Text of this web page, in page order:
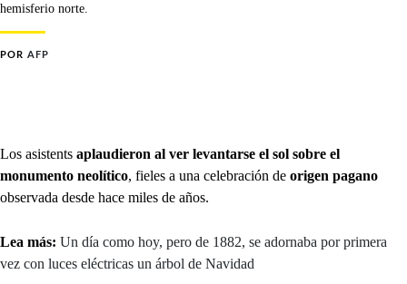
hemisferio norte.
POR AFP
Los asistents aplaudieron al ver levantarse el sol sobre el
monumento neolítico, fieles a una celebración de origen pagano
observada desde hace miles de años.
Lea más: Un día como hoy, pero de 1882, se adornaba por primera
vez con luces eléctricas un árbol de Navidad